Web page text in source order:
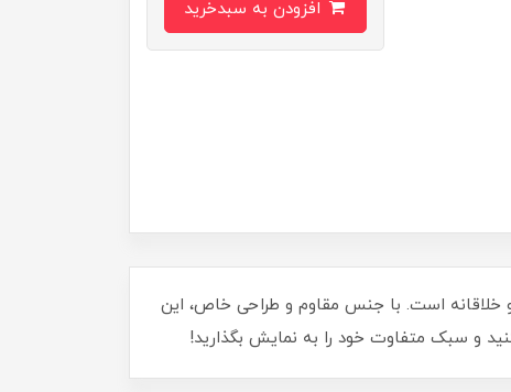
خلاقانه است. با جنس مقاوم و طراحی خاص، این
و سبک متفاوت خود را به نمایش بگذارید!